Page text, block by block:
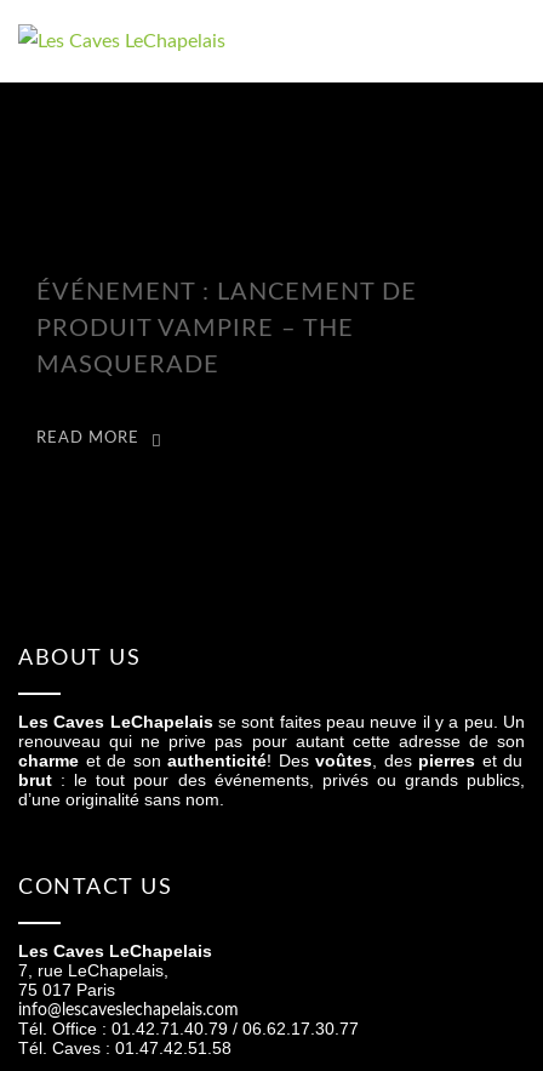
ÉVÉNEMENT : LANCEMENT DE
PRODUIT VAMPIRE – THE
MASQUERADE
READ MORE
ABOUT US
Les Caves LeChapelais se sont faites peau neuve il y a peu. Un
renouveau qui ne prive pas pour autant cette adresse de son
charme et de sonauthenticité! Desvoûtes , des pierres et du
brut : le tout pour des événements, privés ou grands publics,
d’une originalité sans nom.
CONTACT US
Les Caves LeChapelais
7, rue LeChapelais,
75 017 Paris
info@lescaveslechapelais.com
Tél. Office : 01.42.71.40.79 / 06.62.17.30.77
Tél. Caves : 01.47.42.51.58